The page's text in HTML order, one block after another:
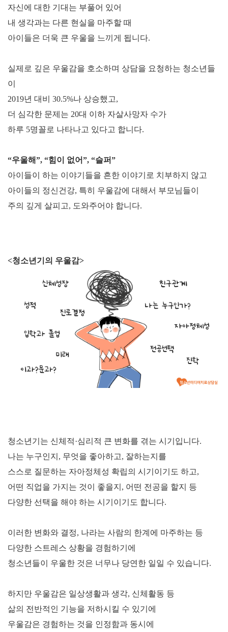
자신에 대한 기대는 부풀어 있어
내 생각과는 다른 현실을 마주할 때
아이들은 더욱 큰 우울을 느끼게 됩니다.
실제로 깊은 우울감을 호소하며 상담을 요청하는 청소년들
이
2019년 대비 30.5%나 상승했고,
더 심각한 문제는 20대 이하 자살사망자 수가
하루 5명꼴로 나타나고 있다고 합니다.
“우울해”, “힘이 없어”, “슬퍼”
아이들이 하는 이야기들을 흔한 이야기로 치부하지 않고
아이들의 정신건강, 특히 우울감에 대해서 부모님들이
주의 깊게 살피고, 도와주어야 합니다.
<청소년기의 우울감>
청소년기는 신체적·심리적 큰 변화를 겪는 시기입니다.
나는 누구인지 , 무엇을 좋아하고, 잘하는지를
스스로 질문하는 자아정체성 확립의 시기이기도 하고,
어떤 직업을 가지는 것이 좋을지 , 어떤 전공을 할지 등
다양한 선택을 해야 하는 시기이기도 합니다.
이러한 변화와 결정, 나라는 사람의 한계에 마주하는 등
다양한 스트레스 상황을 경험하기에
청소년들이 우울한 것은 너무나 당연한 일일 수 있습니다.
하지만 우울감은 일상생활과 생각, 신체활동 등
삶의 전반적인 기능을 저하시킬 수 있기에
우울감은 경험하는 것을 인정함과 동시에